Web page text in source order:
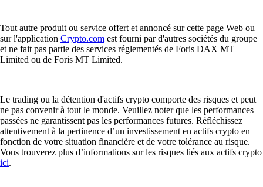
Tout autre produit ou service offert et annoncé sur cette page Web ou
sur l'application Crypto.com est fourni par d'autres sociétés du groupe
et ne fait pas partie des services réglementés de Foris DAX MT
Limited ou de Foris MT Limited.
Le trading ou la détention d'actifs crypto comporte des risques et peut
ne pas convenir à tout le monde. Veuillez noter que les performances
passées ne garantissent pas les performances futures. Réfléchissez
attentivement à la pertinence d’un investissement en actifs crypto en
fonction de votre situation financière et de votre tolérance au risque.
Vous trouverez plus d’informations sur les risques liés aux actifs crypto
ici.